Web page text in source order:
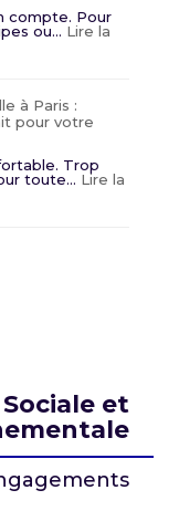
qu’il
faut
vérifier
compte. Pour
ou… Lire la
à Paris :
pour votre
Trop
toute… Lire la
et